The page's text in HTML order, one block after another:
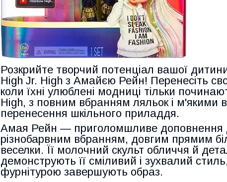
Розкрийте творчий потенціал вашої
High Jr. High з Амайєю Рейн! Перенесіть
коли їхні улюблені модниці тільки
High, з повним вбранням ляльок і м'якими
перенесення шкільного приладдя.
Амая Рейн — приголомшливе доповнення до
різнобарвним вбранням, довгим прямим
веселки. Її молочний скульт обличчя й
демонструють її сміливий і зухвалий
фурнітурою завершують образ.